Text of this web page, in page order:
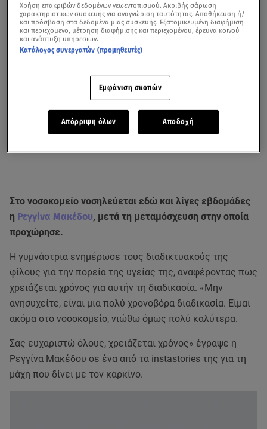
Στο νοσοκομείο νοσηλεύεται εδώ και λίγες εβδομάδες
η Ρεγγίνα Μακέδου, μετά τη μεταμόσχευση στην οποία
προχώρησε.
Η γυμνάστρια ενημέρωσε τους διαδικτυακούς της
φίλους για την πορεία της υγείας της, αναφέροντας πως
χρειάζεται χρόνος για αυτήν τη διαδικασία. «Μην
ανησυχείτε, είναι μια πολύ χρονοβόρα διαδικασία. Είμαι
ακόμα στο νοσοκομείο, νιώθω όμως πολύ καλύτερα.
Σας ευχαριστώ όλους, χρειάζεται χρόνος» έγραψε η
Ρεγγίνα Μακέδου σε ένα από τα instastories της για τη
μάχη που δίνει με τον καρκίνο.
Χρήση επακριβών δεδομένων γεωεντοπισμού. Ακριβής σάρωση
χαρακτηριστικών συσκευής για αναγνώριση ταυτότητας. Αποθήκευση ή/
και πρόσβαση στα δεδομένα μιας συσκευής. Εξατομικευμένη διαφήμιση
και περιεχόμενο, μέτρηση διαφήμισης και περιεχομένου, έρευνα κοινού
και ανάπτυξη υπηρεσιών.
Κατάλογος συνεργατών (προμηθευτές)
Εμφάνιση σκοπών
Απόρριψη όλων Αποδοχή